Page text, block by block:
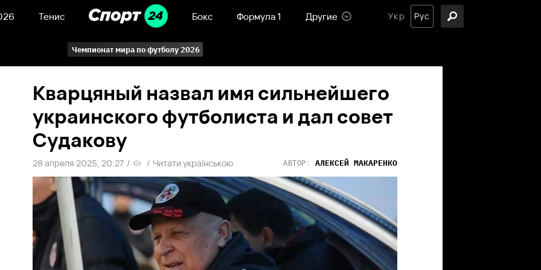
Тенис Бокс Формула 1 Другие Укр Рус
Чемпионат мира по футболу 2026
Кварцяный назвал имя сильнейшего
украинского футболиста и дал совет
Судакову
28 апреля 2025, 20:27 / / Читати українською АВТОР: АЛЕКСЕЙ МАКАРЕНКО